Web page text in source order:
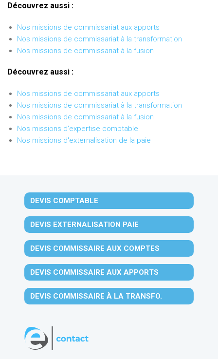
Découvrez aussi :
Nos missions de commissariat aux apports
Nos missions de commissariat à la transformation
Nos missions de commissariat à la fusion
Découvrez aussi :
Nos missions de commissariat aux apports
Nos missions de commissariat à la transformation
Nos missions de commissariat à la fusion
Nos missions d'expertise comptable
Nos missions d'externalisation de la paie
DEVIS COMPTABLE
DEVIS EXTERNALISATION PAIE
DEVIS COMMISSAIRE AUX COMPTES
DEVIS COMMISSAIRE AUX APPORTS
DEVIS COMMISSAIRE À LA TRANSFO.